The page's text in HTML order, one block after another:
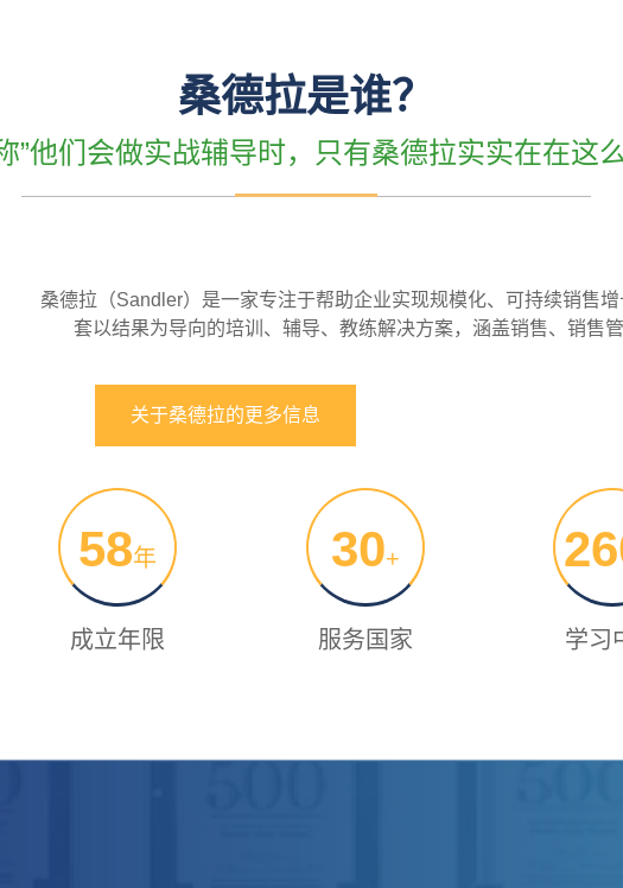
桑德拉是谁？
”他们会做实战辅导时，只有桑德拉实实在在这
桑德拉（Sandler）是一家专注于帮助企业实现规模化、可持续销售
套以结果为导向的培训、辅导、教练解决方案，涵盖销售、销售
关于桑德拉的更多信息
58年
成立年限
30+
服务国家 学习